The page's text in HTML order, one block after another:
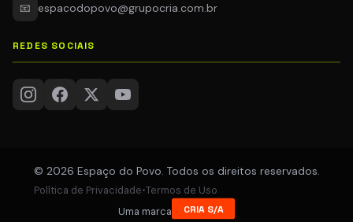
📧 espacodopovo@grupocria.com.br
REDES SOCIAIS
© 2026 Espaço do Povo. Todos os direitos reservados.
Política de Privacidade•Termos de Uso
Uma marca
CRIA S/A